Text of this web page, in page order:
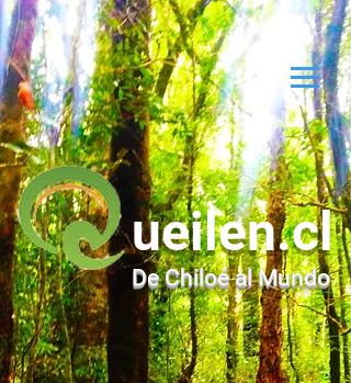
ueilen.cl
De Chiloé al Mundo